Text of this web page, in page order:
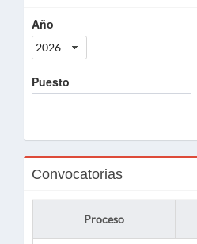
Año
2026
Puesto
Convocatorias
Proceso